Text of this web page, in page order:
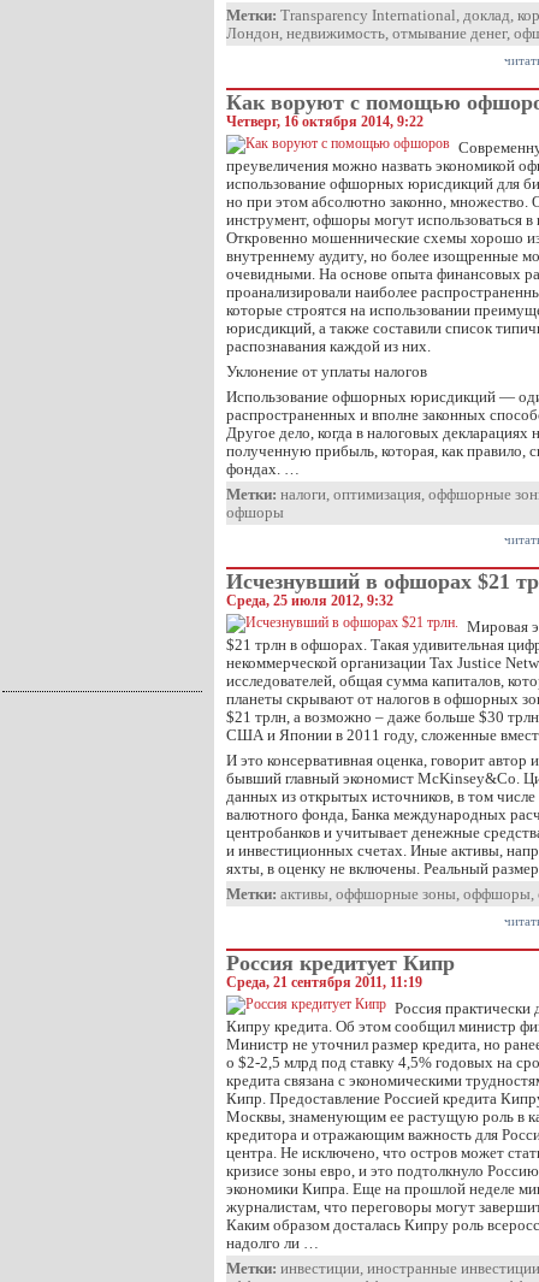
Метки: Transparency International, доклад,
Лондон, недвижимость, отмывание денег,
Как воруют с помощью
Четверг, 16 октября 2014, 9:22
преувеличения можно назвать экономикой
использование офшорных юрисдикций для
но при этом абсолютно законно, множество.
инструмент, офшоры могут использоваться
Откровенно мошеннические схемы хорошо
внутреннему аудиту, но более изощренные
очевидными. На основе опыта финансовых
проанализировали наиболее
которые строятся на использовании
юрисдикций, а также составили список
распознавания каждой из них.
Уклонение от уплаты налогов
Использование офшорных юрисдикций —
распространенных и вполне законных
Другое дело, когда в налоговых
полученную прибыль, которая, как правило,
фондах. …
Метки: налоги, оптимизация, оффшорные
офшоры
Исчезнувший в офшорах $21
Среда, 25 июля 2012, 9:32
Мировая
$21 трлн в офшорах. Такая удивительная
некоммерческой организации Tax Justice
исследователей, общая сумма капиталов,
планеты скрывают от налогов в офшорных
$21 трлн, а возможно – даже больше $30
США и Японии в 2011 году, сложенные
И это консервативная оценка, говорит
бывший главный экономист McKinsey&Co.
данных из открытых источников, в том
валютного фонда, Банка международных
центробанков и учитывает денежные
и инвестиционных счетах. Иные активы,
яхты, в оценку не включены. Реальный
Метки: активы, оффшорные зоны, оффшоры,
Россия кредитует Кипр
Среда, 21 сентября 2011, 11:19
Россия практически
Кипру кредита. Об этом сообщил министр
Министр не уточнил размер кредита, но
о $2-2,5 млрд под ставку 4,5% годовых на
кредита связана с экономическими
Кипр. Предоставление Россией кредита
Москвы, знаменующим ее растущую роль в
кредитора и отражающим важность для
центра. Не исключено, что остров может
кризисе зоны евро, и это подтолкнуло
экономики Кипра. Еще на прошлой неделе
журналистам, что переговоры могут
Каким образом досталась Кипру роль
надолго ли …
Метки: инвестиции, иностранные инвестиции